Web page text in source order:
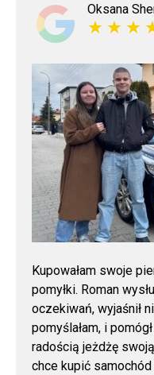
Oksana
Kupowałam swoje
pomyłki. Roman
oczekiwań, wyjaśnił
pomyślałam, i
radością jeżdżę
chce kupić